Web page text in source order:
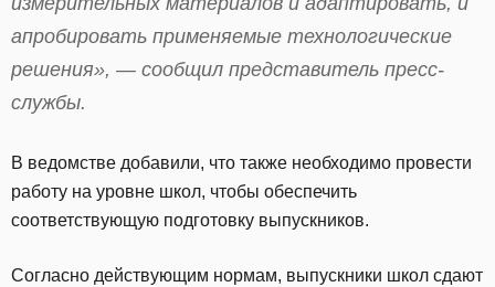
апробировать применяемые технологические
решения», — сообщил представитель пресс-
службы.
В ведомстве добавили, что также необходимо провести
работу на уровне школ, чтобы обеспечить
соответствующую подготовку выпускников.
Согласно действующим нормам, выпускники школ сдают